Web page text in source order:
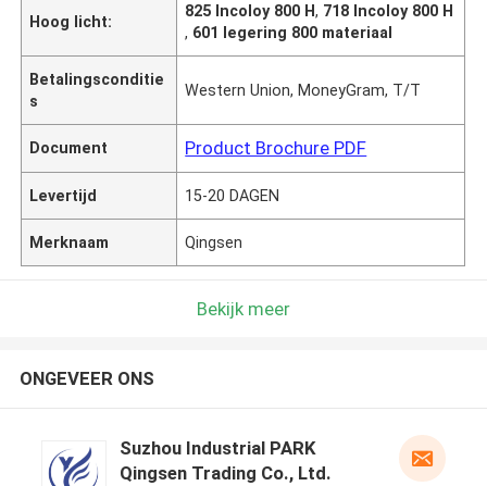
Hoog licht:
825 Incoloy 800 H, 718 Incoloy 800 H
, 601 legering 800 materiaal
Betalingsconditie
s
Western Union, MoneyGram, T/T
Document Product Brochure PDF
Levertijd 15-20 DAGEN
Merknaam Qingsen
Bekijk meer
ONGEVEER ONS
Suzhou Industrial PARK
Qingsen Trading Co., Ltd.